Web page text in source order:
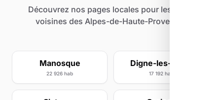
Découvrez nos pages locales pour les villes
voisines des Alpes-de-Haute-Provence.
Manosque
22 926 hab
Digne-les-Bains
17 192 hab